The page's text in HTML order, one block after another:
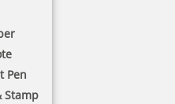
Pen
Stamp